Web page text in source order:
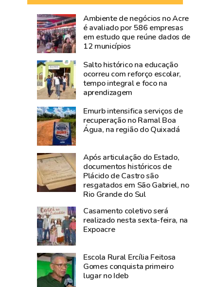
Super
Niño
ameaça
Amazônia
Ocidental:
Acre
projeta
crescimento
de
4%
do
PIB
empregos
com
alta
de
0,77%
em
Acre
destinou
7,1%
do
orçamento
investimentos
entre
2019
2025,
aponta
levantamento
Ambiente de negócios no Acre
é avaliado por 586 empresas
em estudo que reúne dados de
12 municípios
Salto histórico na educação
ocorreu com reforço escolar,
tempo integral e foco na
aprendizagem
Emurb intensifica serviços de
recuperação no Ramal Boa
Água, na região do Quixadá
Após articulação do Estado,
documentos históricos de
Plácido de Castro são
resgatados em São Gabriel, no
Rio Grande do Sul
Casamento coletivo será
realizado nesta sexta-feira, na
Expoacre
Escola Rural Ercília Feitosa
Gomes conquista primeiro
lugar no Ideb